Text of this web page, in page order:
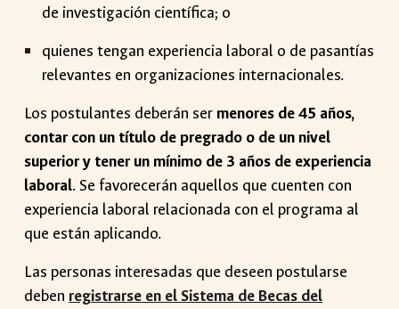
de investigación científica; o
quienes tengan experiencia laboral o de pasantías
relevantes en organizaciones internacionales.
Los postulantes deberán ser menores de 45 años,
contar con un título de pregrado o de un nivel
superior y tener un mínimo de 3 años de experiencia
laboral. Se favorecerán aquellos que cuenten con
experiencia laboral relacionada con el programa al
que están aplicando.
Las personas interesadas que deseen postularse
deben registrarse en el Sistema de Becas del